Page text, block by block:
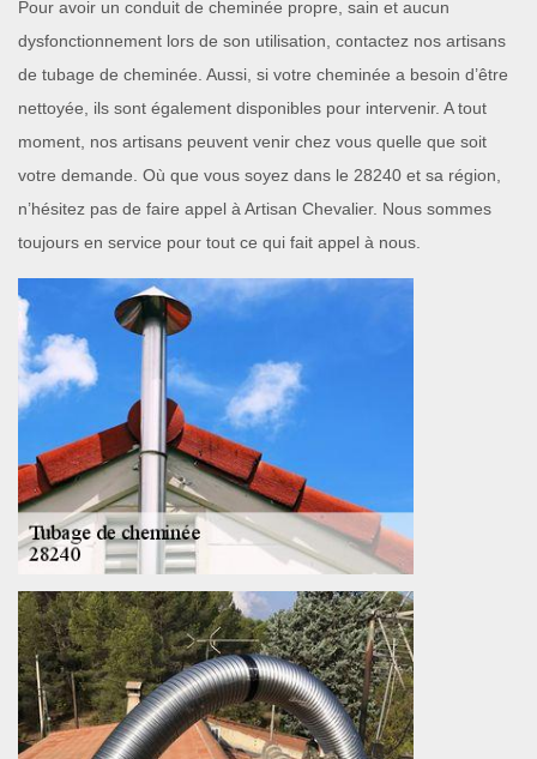
Pour avoir un conduit de cheminée propre, sain et aucun
dysfonctionnement lors de son utilisation, contactez nos artisans
de tubage de cheminée. Aussi, si votre cheminée a besoin d’être
nettoyée, ils sont également disponibles pour intervenir. A tout
moment, nos artisans peuvent venir chez vous quelle que soit
votre demande. Où que vous soyez dans le 28240 et sa région,
n’hésitez pas de faire appel à Artisan Chevalier. Nous sommes
toujours en service pour tout ce qui fait appel à nous.